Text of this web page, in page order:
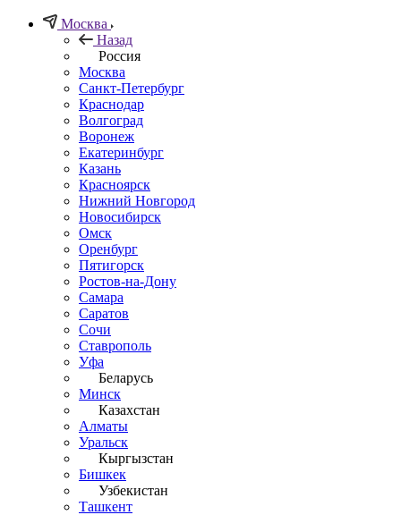
Москва
Назад
Россия
Москва
Санкт-Петербург
Краснодар
Волгоград
Воронеж
Екатеринбург
Казань
Красноярск
Нижний Новгород
Новосибирск
Омск
Оренбург
Пятигорск
Ростов-на-Дону
Самара
Саратов
Сочи
Ставрополь
Уфа
Беларусь
Минск
Казахстан
Алматы
Уральск
Кыргызстан
Бишкек
Узбекистан
Ташкент